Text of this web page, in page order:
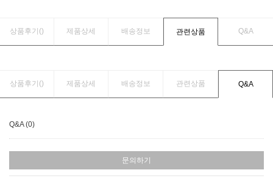
상품후기() 제품상세 배송정보 관련상품 Q&A
상품후기() 제품상세 배송정보 관련상품 Q&A
Q&A (0)
문의하기